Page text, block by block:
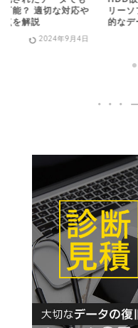
可能？ 適切な対応や
点を解説
2024年9月4日
リー
的なデ